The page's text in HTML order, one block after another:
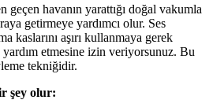
geçen havanın yarattığı doğal vakumla
getirmeye yardımcı olur. Ses
kaslarını aşırı kullanmaya gerek
etmesine izin veriyorsunuz. Bu
tekniğidir.
şey olur: